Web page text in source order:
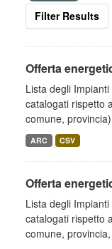
Filter Results
Offerta
Lista degli
catalogati rispetto
comune,
ARC CSV
Offerta
Lista degli
catalogati rispetto
comune,